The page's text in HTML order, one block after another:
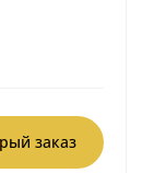
заказ